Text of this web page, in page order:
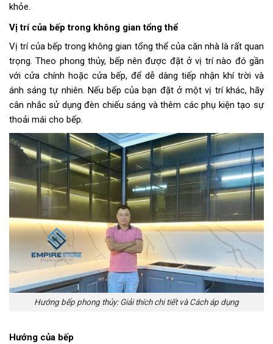
khỏe.
Vị trí của bếp trong không gian tổng thể
Vị trí của bếp trong không gian tổng thể của căn nhà là rất quan
trọng. Theo phong thủy, bếp nên được đặt ở vị trí nào đó gần
với cửa chính hoặc cửa bếp, để dễ dàng tiếp nhận khí trời và
ánh sáng tự nhiên. Nếu bếp của bạn đặt ở một vị trí khác, hãy
cân nhắc sử dụng đèn chiếu sáng và thêm các phụ kiện tạo sự
thoải mái cho bếp.
Hướng bếp phong thủy: Giải thích chi tiết và Cách áp dụng
Hướng của bếp